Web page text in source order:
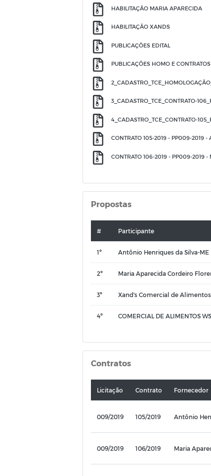
HABILITAÇÃO MARIA APARECIDA
HABILITAÇÃO XANDS
PUBLICAÇÕES EDITAL
PUBLICAÇÕES HOMO E CONTRATOS
3_CADASTRO_TCE_CONTRATO-
4_CADASTRO_TCE_CONTRATO-
CONTRATO 105-2019 - PP009-2019 -
CONTRATO 106-2019 - PP009-2019 -
Propostas
# Participante
1º Antônio Henriques da Silva-ME
2º Maria Aparecida Cordeiro
3º Xand's Comercial de
4º COMERCIAL DE ALIMENTOS
Contratos
Licitação Contrato Fornecedor
009/2019 105/2019 Antônio
009/2019 106/2019 Maria